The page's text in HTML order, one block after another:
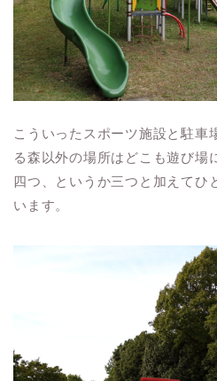
こういったスポーツ施設と駐車
る森以外の場所はどこも遊び場
四つ、というか三つと加えてひ
います。